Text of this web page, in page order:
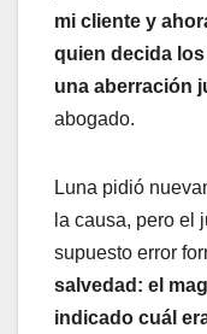
mi cliente y
quien decida
una aberración
abogado.
Luna pidió
la causa, pero el
supuesto error
salvedad: el
indicado cuál